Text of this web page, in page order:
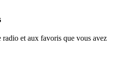
radio et aux favoris que vous avez